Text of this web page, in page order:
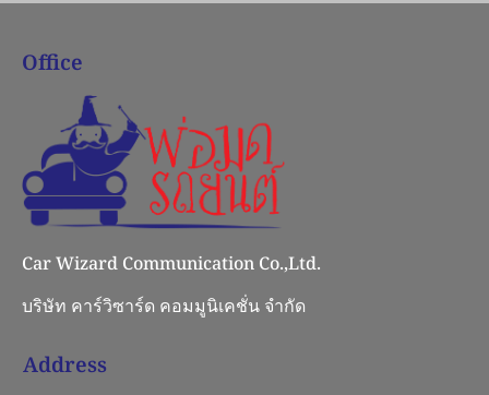
Office
Car Wizard Communication Co.,Ltd.
บริษัท คาร์วิซาร์ด คอมมูนิเคชั่น จำกัด
Address